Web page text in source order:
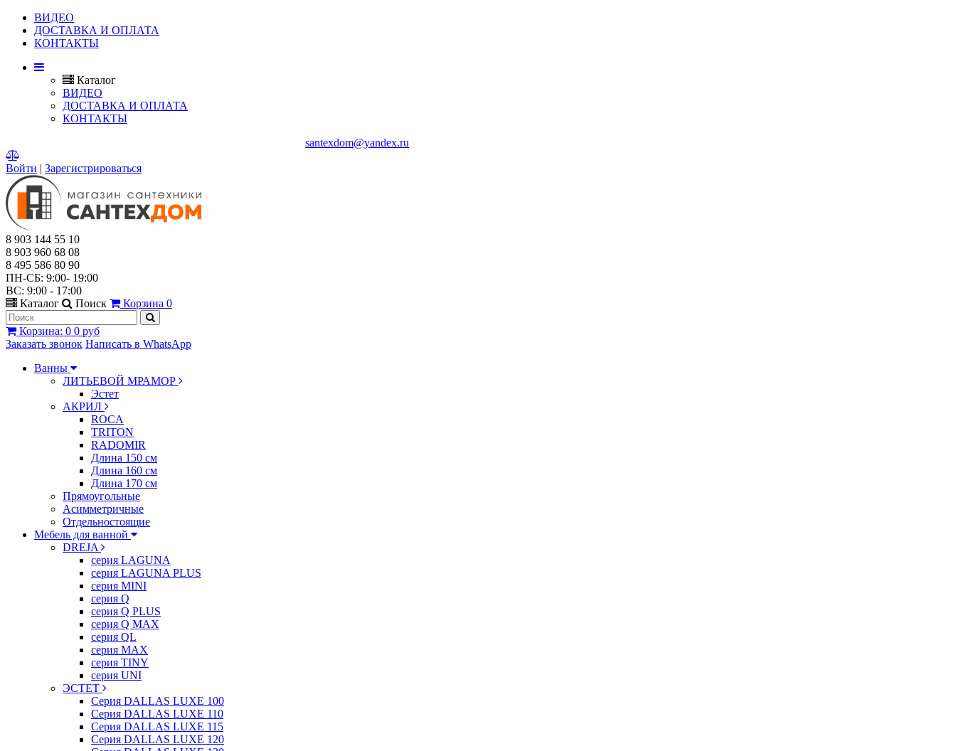
ВИДЕО
ДОСТАВКА И ОПЛАТА
КОНТАКТЫ
Каталог
ВИДЕО
ДОСТАВКА И ОПЛАТА
КОНТАКТЫ
santexdom@yandex.ru
Войти | Зарегистрироваться
8 903 144 55 10
8 903 960 68 08
8 495 586 80 90
ПН-СБ: 9:00- 19:00
ВС: 9:00 - 17:00
Каталог
Поиск Корзина 0
Корзина: 0 0 руб
Заказать звонок Написать в WhatsApp
Ванны
ЛИТЬЕВОЙ МРАМОР
Эстет
АКРИЛ
ROCA
TRITON
RADOMIR
Длина 150 см
Длина 160 см
Длина 170 см
Прямоугольные
Асимметричные
Отдельностоящие
Мебель для ванной
DREJA
серия LAGUNA
серия LAGUNA PLUS
серия MINI
серия Q
серия Q PLUS
серия Q MAX
серия QL
серия MAX
серия TINY
серия UNI
ЭСТЕТ
Серия DALLAS LUXE 100
Серия DALLAS LUXE 110
Серия DALLAS LUXE 115
Серия DALLAS LUXE 120